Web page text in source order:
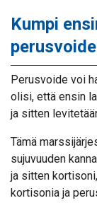
Kumpi
Perusvoide voi
olisi, että ensin
ja sitten
Tämä
sujuvuuden
ja sitten
kortisonia ja